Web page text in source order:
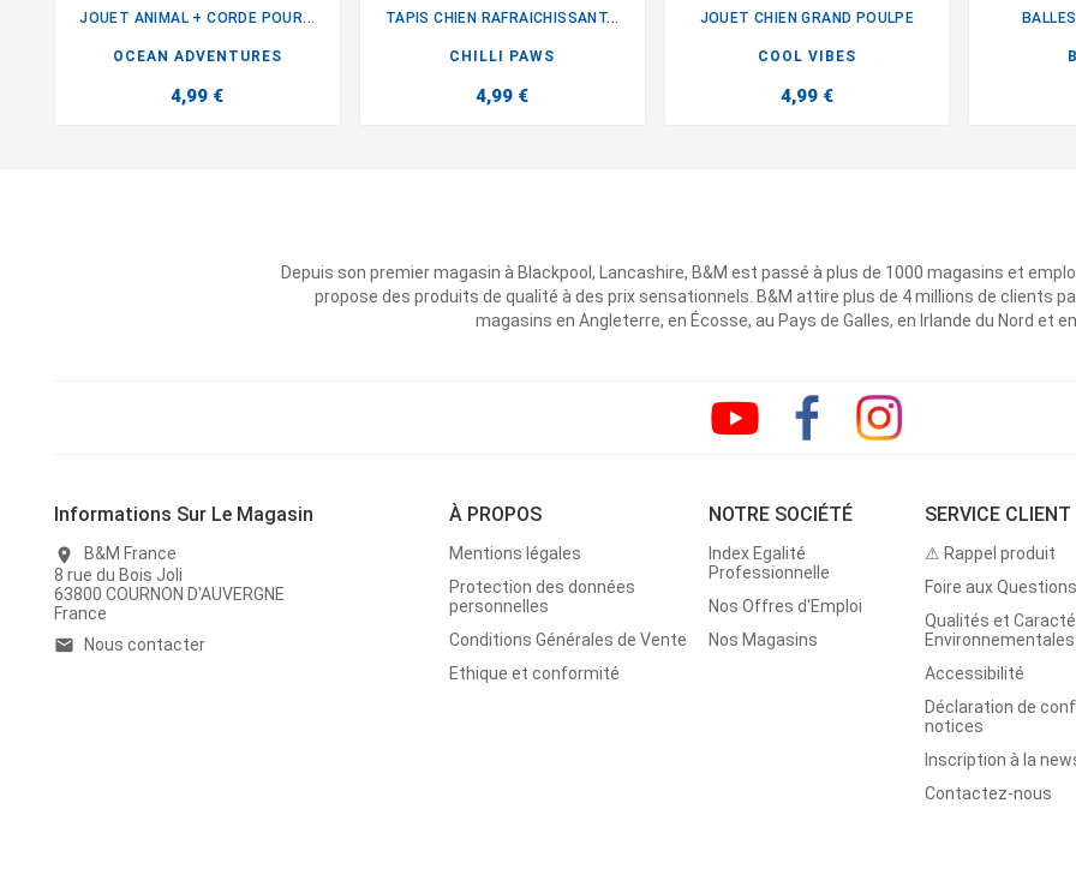
JOUET ANIMAL + CORDE POUR...
OCEAN ADVENTURES
4,99 €
TAPIS CHIEN RAFRAICHISSANT...
CHILLI PAWS
4,99 €
JOUET CHIEN GRAND POULPE
COOL VIBES
4,99 €
Depuis son premier magasin à Blackpool, Lancashire, B&M est passé à plus de 1000 magasins et
propose des produits de qualité à des prix sensationnels. B&M attire plus de 4 millions de clients
magasins en Angleterre, en Écosse, au Pays de Galles, en Irlande du Nord et
Informations Sur Le Magasin
location_on
B&M France
8 rue du Bois Joli
63800 COURNON D'AUVERGNE
France
email Nous contacter
À PROPOS
Mentions légales
Protection des données
personnelles
Conditions Générales de Vente
Ethique et conformité
NOTRE SOCIÉTÉ
Index Egalité
Professionnelle
Nos Offres d'Emploi
Nos Magasins
SERVICE CLIENT
⚠ Rappel produit
Foire aux
Qualités et
Environnementales
Accessibilité
Déclaration de
notices
Inscription à la
Contactez-nous